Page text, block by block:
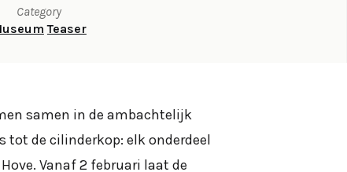
Category
Teaser
samen in de ambachtelijk
tot de cilinderkop: elk onderdeel
Vanaf 2 februari laat de